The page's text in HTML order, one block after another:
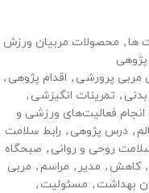
ها, محصولات مربیان ورزش
پژوهی
مربی پرورشی , اقدام پژوهی ,
, تمرینات انگیزشی ,
فعالیت‌های ورزشی و
, درس پژوهی , رابط سلامت
روحی و روانی , صبحگاه
, کاهش , مدیر , مراسم, مربی
بهداشت , مسئولیت ,